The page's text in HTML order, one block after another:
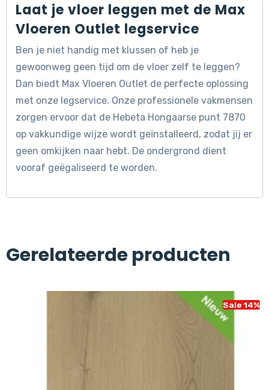
Laat je vloer leggen met de Max
Vloeren Outlet legservice
Ben je niet handig met klussen of heb je
gewoonweg geen tijd om de vloer zelf te leggen?
Dan biedt Max Vloeren Outlet de perfecte oplossing
met onze legservice. Onze professionele vakmensen
zorgen ervoor dat de Hebeta Hongaarse punt 7870
op vakkundige wijze wordt geïnstalleerd, zodat jij er
geen omkijken naar hebt. De ondergrond dient
vooraf geëgaliseerd te worden.
Gerelateerde producten
Sale 14%